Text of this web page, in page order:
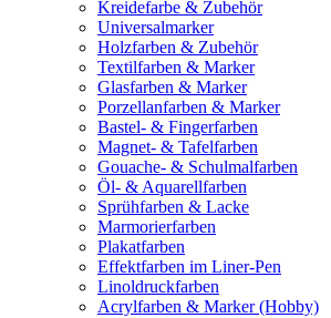
Kreidefarbe & Zubehör
Universalmarker
Holzfarben & Zubehör
Textilfarben & Marker
Glasfarben & Marker
Porzellanfarben & Marker
Bastel- & Fingerfarben
Magnet- & Tafelfarben
Gouache- & Schulmalfarben
Öl- & Aquarellfarben
Sprühfarben & Lacke
Marmorierfarben
Plakatfarben
Effektfarben im Liner-Pen
Linoldruckfarben
Acrylfarben & Marker (Hobby)